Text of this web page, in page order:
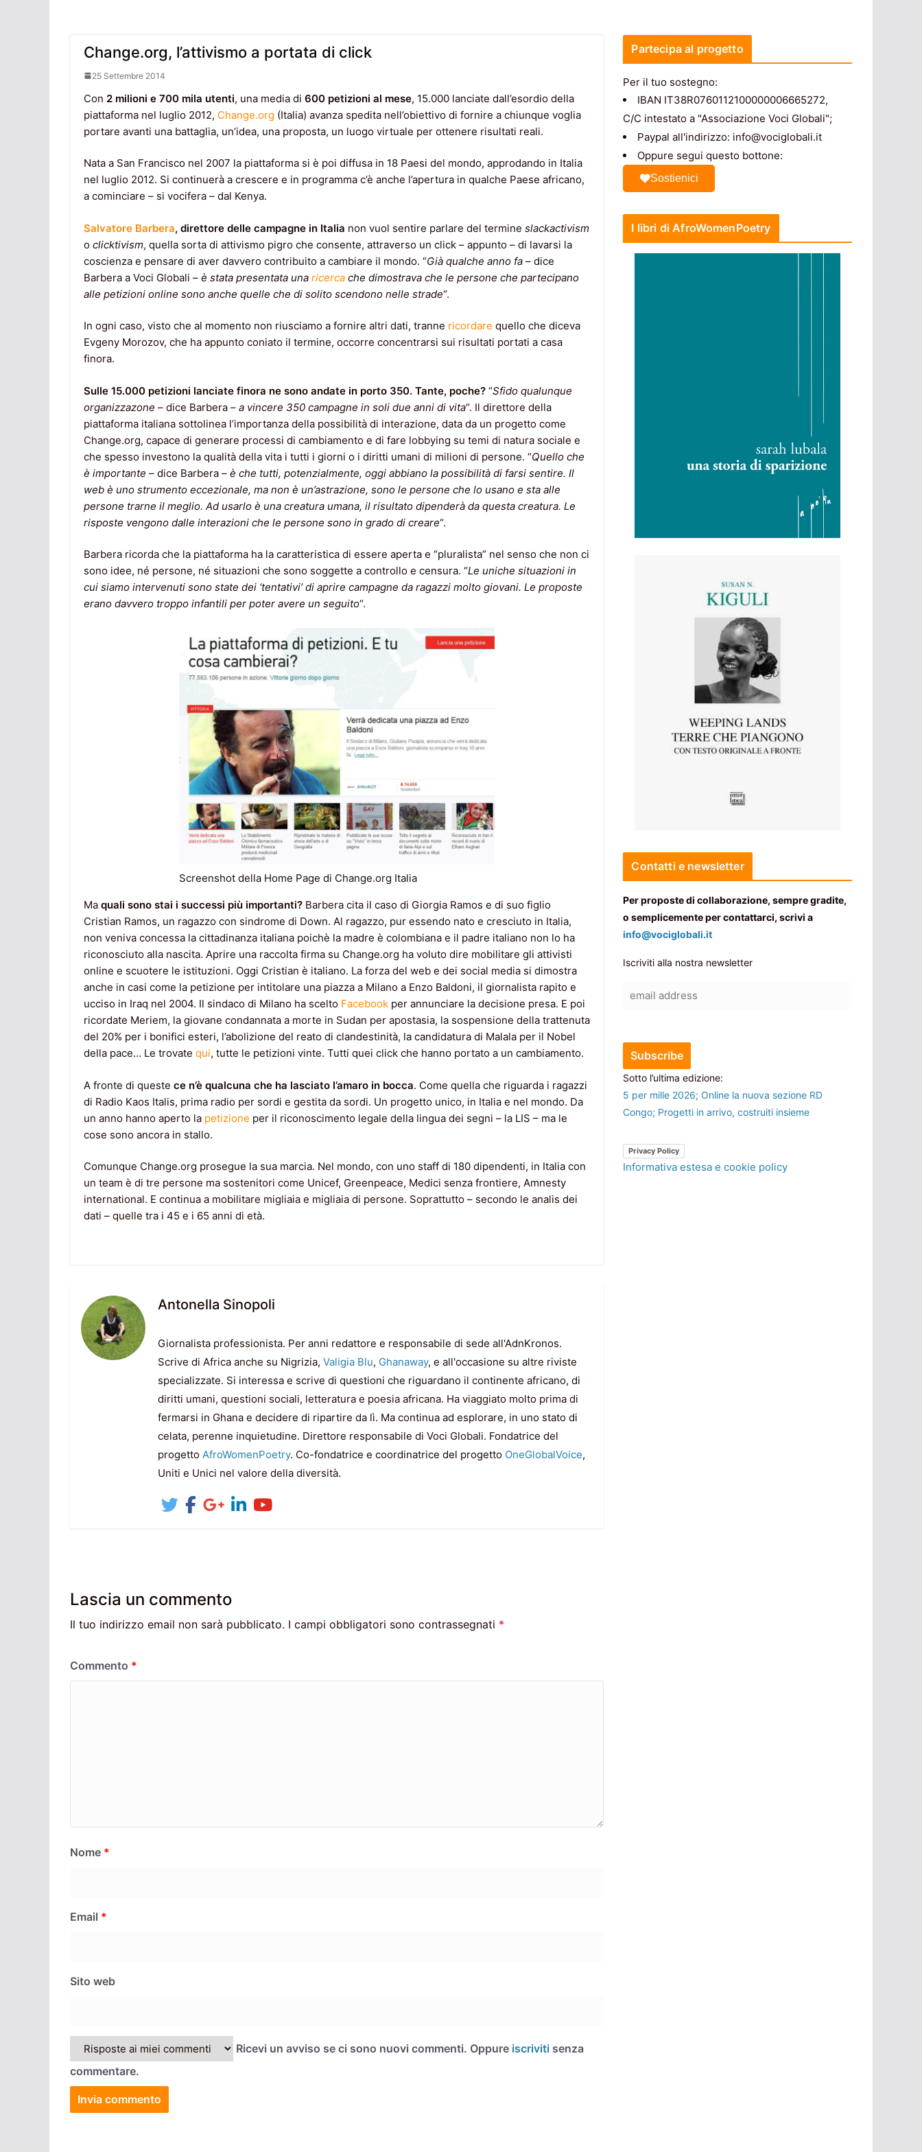
Change.org, l’attivismo a portata di click
25 Settembre 2014
Con 2 milioni e 700 mila utenti, una media di 600 petizioni al mese, 15.000 lanciate dall’esordio della
piattaforma nel luglio 2012, Change.org (Italia) avanza spedita nell’obiettivo di fornire a chiunque voglia
portare avanti una battaglia, un’idea, una proposta, un luogo virtuale per ottenere risultati reali.
Nata a San Francisco nel 2007 la piattaforma si è poi diffusa in 18 Paesi del mondo, approdando in Italia
nel luglio 2012. Si continuerà a crescere e in programma c’è anche l’apertura in qualche Paese africano,
a cominciare – si vocifera – dal Kenya.
Salvatore Barbera, direttore delle campagne in Italia non vuol sentire parlare del termine slackactivism
o clicktivism, quella sorta di attivismo pigro che consente, attraverso un click – appunto – di lavarsi la
coscienza e pensare di aver davvero contribuito a cambiare il mondo. “Già qualche anno fa – dice
Barbera a Voci Globali – è stata presentata una ricerca che dimostrava che le persone che partecipano
alle petizioni online sono anche quelle che di solito scendono nelle strade“.
In ogni caso, visto che al momento non riusciamo a fornire altri dati, tranne ricordare quello che diceva
Evgeny Morozov, che ha appunto coniato il termine, occorre concentrarsi sui risultati portati a casa
finora.
Sulle 15.000 petizioni lanciate finora ne sono andate in porto 350. Tante, poche? “Sfido qualunque
organizzazone – dice Barbera – a vincere 350 campagne in soli due anni di vita“. Il direttore della
piattaforma italiana sottolinea l’importanza della possibilità di interazione, data da un progetto come
Change.org, capace di generare processi di cambiamento e di fare lobbying su temi di natura sociale e
che spesso investono la qualità della vita i tutti i giorni o i diritti umani di milioni di persone. “Quello che
è importante – dice Barbera – è che tutti, potenzialmente, oggi abbiano la possibilità di farsi sentire. Il
web è uno strumento eccezionale, ma non è un’astrazione, sono le persone che lo usano e sta alle
persone trarne il meglio. Ad usarlo è una creatura umana, il risultato dipenderà da questa creatura. Le
risposte vengono dalle interazioni che le persone sono in grado di creare“.
Barbera ricorda che la piattaforma ha la caratteristica di essere aperta e “pluralista” nel senso che non ci
sono idee, né persone, né situazioni che sono soggette a controllo e censura. “Le uniche situazioni in
cui siamo intervenuti sono state dei ‘tentativi’ di aprire campagne da ragazzi molto giovani. Le proposte
erano davvero troppo infantili per poter avere un seguito“.
Screenshot della Home Page di Change.org Italia
Ma quali sono stai i successi più importanti? Barbera cita il caso di Giorgia Ramos e di suo figlio
Cristian Ramos, un ragazzo con sindrome di Down. Al ragazzo, pur essendo nato e cresciuto in Italia,
non veniva concessa la cittadinanza italiana poichè la madre è colombiana e il padre italiano non lo ha
riconosciuto alla nascita. Aprire una raccolta firma su Change.org ha voluto dire mobilitare gli attivisti
online e scuotere le istituzioni. Oggi Cristian è italiano. La forza del web e dei social media si dimostra
anche in casi come la petizione per intitolare una piazza a Milano a Enzo Baldoni, il giornalista rapito e
ucciso in Iraq nel 2004. Il sindaco di Milano ha scelto Facebook per annunciare la decisione presa. E poi
ricordate Meriem, la giovane condannata a morte in Sudan per apostasia, la sospensione della trattenuta
del 20% per i bonifici esteri, l’abolizione del reato di clandestinità, la candidatura di Malala per il Nobel
della pace… Le trovate qui, tutte le petizioni vinte. Tutti quei click che hanno portato a un cambiamento.
A fronte di queste ce n’è qualcuna che ha lasciato l’amaro in bocca. Come quella che riguarda i ragazzi
di Radio Kaos Italis, prima radio per sordi e gestita da sordi. Un progetto unico, in Italia e nel mondo. Da
un anno hanno aperto la petizione per il riconoscimento legale della lingua dei segni – la LIS – ma le
cose sono ancora in stallo.
Comunque Change.org prosegue la sua marcia. Nel mondo, con uno staff di 180 dipendenti, in Italia con
un team è di tre persone ma sostenitori come Unicef, Greenpeace, Medici senza frontiere, Amnesty
international. E continua a mobilitare migliaia e migliaia di persone. Soprattutto – secondo le analis dei
dati – quelle tra i 45 e i 65 anni di età.
Antonella Sinopoli
Giornalista professionista. Per anni redattore e responsabile di sede all'AdnKronos.
Scrive di Africa anche su Nigrizia, Valigia Blu, Ghanaway, e all'occasione su altre riviste
specializzate. Si interessa e scrive di questioni che riguardano il continente africano, di
diritti umani, questioni sociali, letteratura e poesia africana. Ha viaggiato molto prima di
fermarsi in Ghana e decidere di ripartire da lì. Ma continua ad esplorare, in uno stato di
celata, perenne inquietudine. Direttore responsabile di Voci Globali. Fondatrice del
progetto AfroWomenPoetry. Co-fondatrice e coordinatrice del progetto OneGlobalVoice,
Uniti e Unici nel valore della diversità.
Lascia un commento
Il tuo indirizzo email non sarà pubblicato. I campi obbligatori sono contrassegnati *
Commento *
Nome *
Email *
Sito web
Ricevi un avviso se ci sono nuovi commenti. Oppure iscriviti senza
commentare.
Partecipa al progetto
Per il tuo sostegno:
IBAN IT38R0760112100000006665272,
C/C intestato a "Associazione Voci Globali";
Paypal all'indirizzo: info@vociglobali.it
Oppure segui questo bottone:
Sostienici
I libri di AfroWomenPoetry
Contatti e newsletter
Per proposte di collaborazione, sempre gradite,
o semplicemente per contattarci, scrivi a
info@vociglobali.it
Iscriviti alla nostra newsletter
Sotto l’ultima edizione:
5 per mille 2026; Online la nuova sezione RD
Congo; Progetti in arrivo, costruiti insieme
Privacy Policy
Informativa estesa e cookie policy